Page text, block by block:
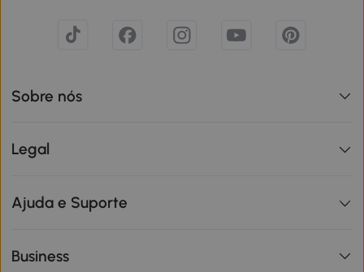
Sobre nós
Legal
Ajuda e Suporte
Business